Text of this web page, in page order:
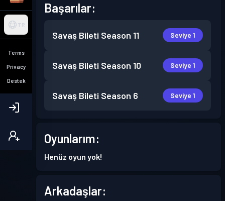
TR
Terms
Privacy
Destek
Başarılar:
Savaş Bileti Season 11 Seviye 1
Savaş Bileti Season 10 Seviye 1
Savaş Bileti Season 6 Seviye 1
Oyunlarım:
Henüz oyun yok!
Arkadaşlar: